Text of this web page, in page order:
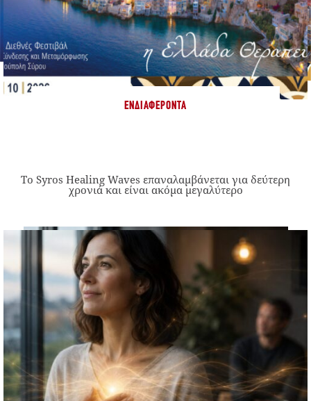
ΕΝΔΙΑΦΈΡΟΝΤΑ
Το Syros Healing Waves επαναλαμβάνεται για δεύτερη
χρονιά και είναι ακόμα μεγαλύτερο